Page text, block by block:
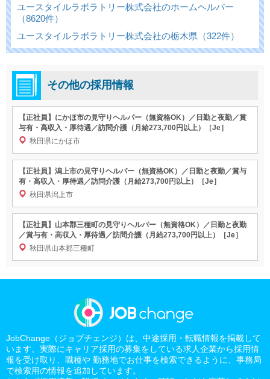
ユースタイルラボラトリー株式会社のホームヘルパー
（8620件）
ユースタイルラボラトリー株式会社の栃木県（322件）
その他の採用情報
【正社員】にかほ市の見守りヘルパー（無資格OK）／日勤と夜勤／賞
与有・高収入・厚待遇／訪問介護（月給273,700円以上）［Je］
秋田県にかほ市
【正社員】潟上市の見守りヘルパー（無資格OK）／日勤と夜勤／賞与
有・高収入・厚待遇／訪問介護（月給273,700円以上）［Je］
秋田県潟上市
【正社員】山本郡三種町の見守りヘルパー（無資格OK）／日勤と夜勤
／賞与有・高収入・厚待遇／訪問介護（月給273,700円以上）［Je］
秋田県山本郡三種町
JobChange（ジョブチェンジ）は、中途採用・転職情報を掲載して
います。実際にキャリア採用の募集をしている求人企業から採用情
報を受け取り、職種や 勤務地でお仕事を検索できるように、事務局
で検索用の情報を追加しています。